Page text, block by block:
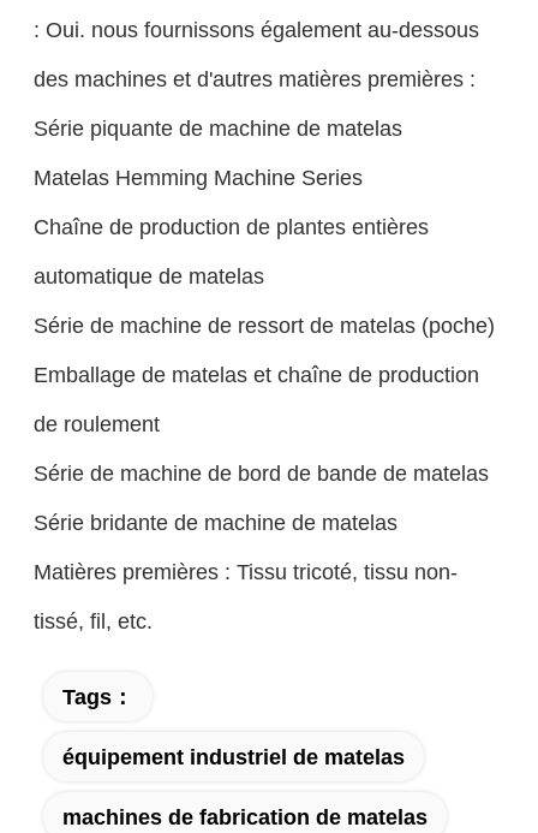
: Oui. nous fournissons également au-dessous
des machines et d'autres matières premières :
Série piquante de machine de matelas
Matelas Hemming Machine Series
Chaîne de production de plantes entières
automatique de matelas
Série de machine de ressort de matelas (poche)
Emballage de matelas et chaîne de production
de roulement
Série de machine de bord de bande de matelas
Série bridante de machine de matelas
Matières premières : Tissu tricoté, tissu non-
tissé, fil, etc.
Tags：
équipement industriel de matelas
machines de fabrication de matelas